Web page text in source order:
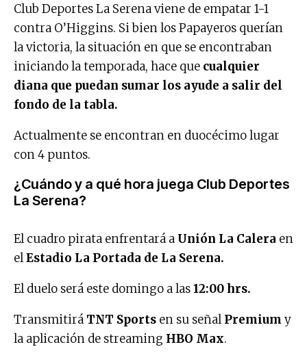
Club Deportes La Serena viene de empatar 1-1
contra O’Higgins. Si bien los Papayeros querían
la victoria, la situación en que se encontraban
iniciando la temporada, hace que cualquier
diana que puedan sumar los ayude a salir del
fondo de la tabla.
Actualmente se encontran en duocécimo lugar
con 4 puntos.
¿Cuándo y a qué hora juega Club Deportes
La Serena?
El cuadro pirata enfrentará a Unión La Calera en
elEstadio La Portada de La Serena.
El duelo será este domingo a las12:00 hrs.
Transmitirá TNT Sports en su señalPremium y
la aplicación de streaming HBO Max.